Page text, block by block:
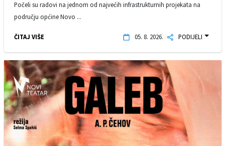
Počeli su radovi na jednom od najvećih infrastrukturnih projekata na
području općine Novo ...
ČITAJ VIŠE 05. 8. 2026. PODIJELI